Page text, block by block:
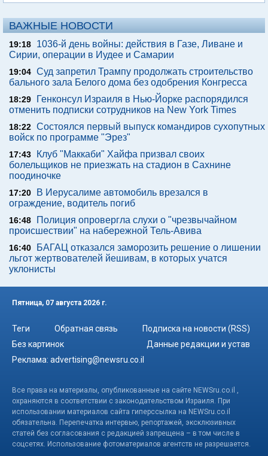
ВАЖНЫЕ НОВОСТИ
19:18
1036-й день войны: действия в Газе, Ливане и
Сирии, операции в Иудее и Самарии
19:04 Суд запретил Трампу продолжать строительство
бального зала Белого дома без одобрения Конгресса
18:29
Генконсул Израиля в Нью-Йорке распорядился
отменить подписки сотрудников на New York Times
18:22 Состоялся первый выпуск командиров сухопутных
войск по программе "Эрез"
17:43
Клуб "Маккаби" Хайфа призвал своих
болельщиков не приезжать на стадион в Сахнине
поодиночке
17:20
В Иерусалиме автомобиль врезался в
ограждение, водитель погиб
16:48
Полиция опровергла слухи о "чрезвычайном
происшествии" на набережной Тель-Авива
16:40
БАГАЦ отказался заморозить решение о лишении
льгот жертвователей йешивам, в которых учатся
уклонисты
Пятница, 07 августа 2026 г.
Теги Обратная связь
Подписка на новости (RSS)
Без картинок
Данные редакции и устав
Реклама: advertising@newsru.co.il
Все права на материалы, опубликованные на сайте NEWSru.co.il ,
охраняются в соответствии с законодательством Израиля. При
использовании материалов сайта гиперссылка на NEWSru.co.il
обязательна. Перепечатка интервью, репортажей, эксклюзивных
статей без согласования с редакцией запрещена – в том числе в
соцсетях. Использование фотоматериалов агентств не разрешается.